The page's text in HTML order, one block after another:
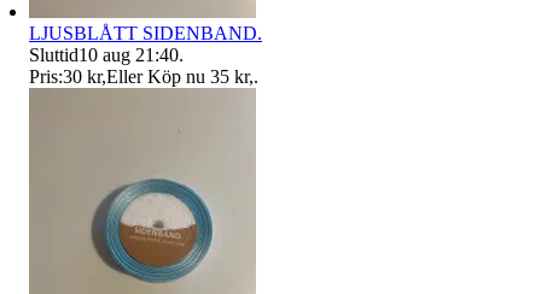
LJUSBLÅTT SIDENBAND.
Sluttid10 aug 21:40.
Pris:30 kr,Eller Köp nu 35 kr,.